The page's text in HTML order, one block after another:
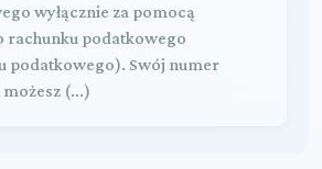
wyłącznie za pomocą
rachunku podatkowego
podatkowego). Swój numer
(...)